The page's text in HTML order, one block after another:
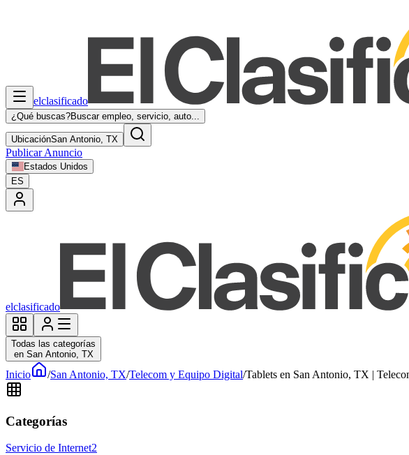
elclasificado
¿Qué buscas?Buscar empleo, servicio, auto...
UbicaciónSan Antonio, TX
Publicar Anuncio
Estados Unidos
ES
elclasificado
Todas las categorías
en San Antonio, TX
Inicio /San Antonio, TX/Telecom y Equipo Digital/Tablets en San Antonio, TX |
Categorías
Servicio de Internet2